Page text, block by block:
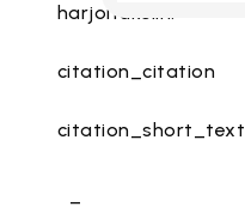
harjoituksiin.”
citation_citation
citation_short_text
–